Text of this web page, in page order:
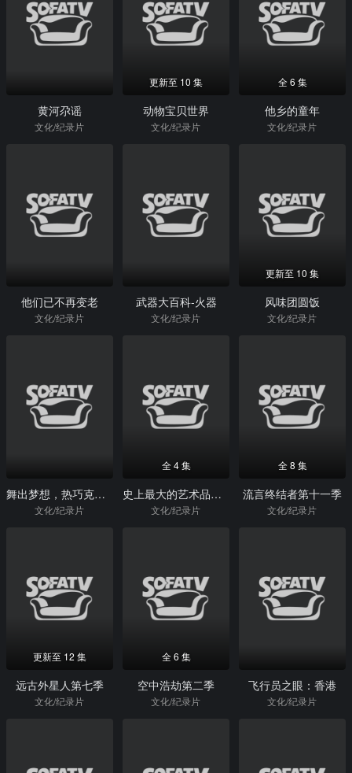
黄河尕谣
文化/纪录片
更新至 10 集
动物宝贝世界
文化/纪录片
全 6 集
他乡的童年
文化/纪录片
他们已不再变老
文化/纪录片
武器大百科-火器
文化/纪录片
更新至 10 集
风味团圆饭
文化/纪录片
舞出梦想，热巧克力胡桃夹子
文化/纪录片
全 4 集
史上最大的艺术品盗窃案
文化/纪录片
全 8 集
流言终结者第十一季
文化/纪录片
更新至 12 集
远古外星人第七季
文化/纪录片
全 6 集
空中浩劫第二季
文化/纪录片
飞行员之眼：香港
文化/纪录片